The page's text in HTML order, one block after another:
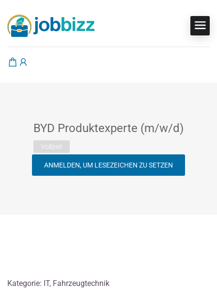
BYD Produktexperte (m/w/d)
Vollzeit
ANMELDEN, UM LESEZEICHEN ZU SETZEN
Kategorie: IT, Fahrzeugtechnik